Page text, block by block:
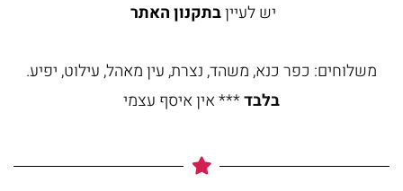
יש לעייןבתקנון האתר
משלוחים: כפר כנא, משהד, נצרת, עין מאהל, עילוט, יפיע.
בלבד*** אין איסף עצמי